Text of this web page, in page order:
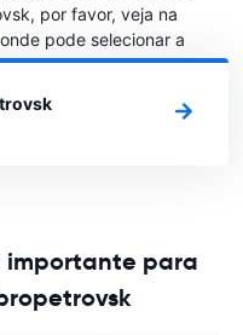
por favor, veja na
pode selecionar a
de alugar um carro
importante para